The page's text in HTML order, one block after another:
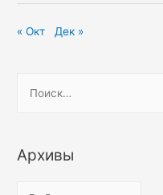
« Окт Дек »
т
Архивы